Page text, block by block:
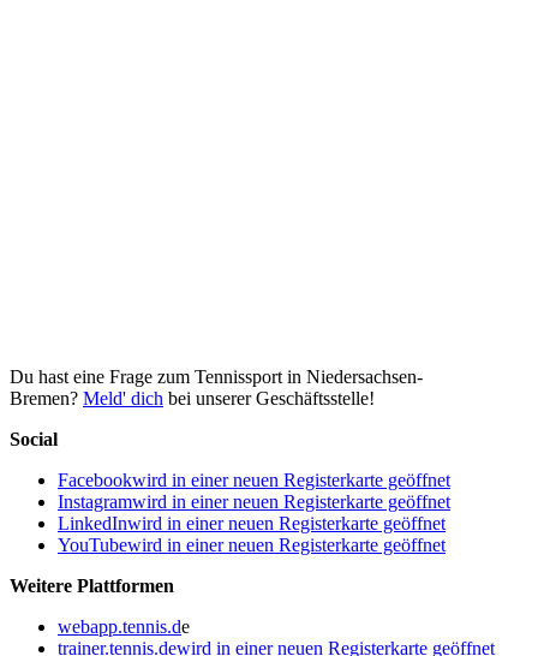
Du hast eine Frage zum Tennissport in Niedersachsen-
Bremen? Meld' dich bei unserer Geschäftsstelle!
Social
Facebookwird in einer neuen Registerkarte geöffnet
Instagramwird in einer neuen Registerkarte geöffnet
LinkedInwird in einer neuen Registerkarte geöffnet
YouTubewird in einer neuen Registerkarte geöffnet
Weitere Plattformen
webapp.tennis.de
trainer.tennis.dewird in einer neuen Registerkarte geöffnet